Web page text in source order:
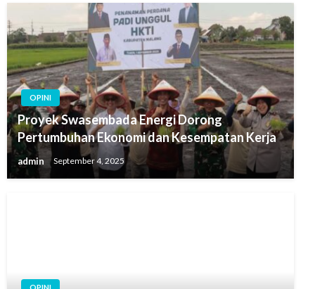
OPINI
Proyek Swasembada Energi Dorong
Pertumbuhan Ekonomi dan Kesempatan Kerja
admin September 4, 2025